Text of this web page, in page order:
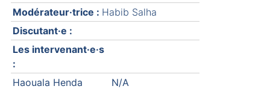
Modérateur·trice : Habib Salha
Discutant·e :
Les intervenant·e·s
:
Haouala Henda
N/A